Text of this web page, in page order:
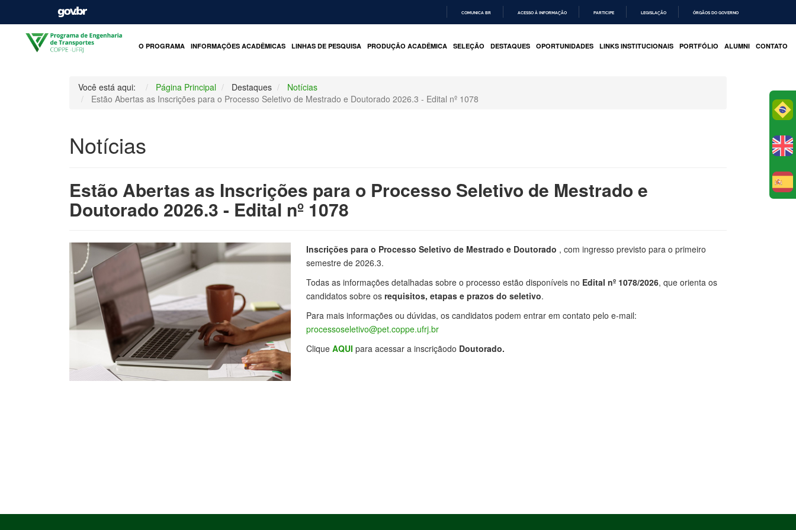
O
COMUNICA BR ACESSO À INFORMAÇÃO PARTICIPE LEGISLAÇÃO ÓRGÃOS DO GOVERNO
O PROGRAMA INFORMAÇÕES ACADÊMICAS LINHAS DE PESQUISA PRODUÇÃO ACADÊMICA SELEÇÃO DESTAQUES OPORTUNIDADES LINKS INSTITUCIONAIS PORTFÓLIO ALUMNI CONTATO
Você está aqui: Página Principal Destaques
Notícias
Estão Abertas as Inscrições para o Processo Seletivo de Mestrado e Doutorado 2026.3 - Edital nº 1078
Notícias
Estão Abertas as Inscrições para o Processo Seletivo de Mestrado e
Doutorado 2026.3 - Edital nº 1078
Inscrições para o Processo Seletivo de Mestrado e Doutorado , com ingresso previsto para o primeiro
semestre de 2026.3.
Todas as informações detalhadas sobre o processo estão disponíveis no Edital nº 1078/2026, que orienta os
candidatos sobre os requisitos, etapas e prazos do seletivo.
Para mais informações ou dúvidas, os candidatos podem entrar em contato pelo e-mail:
processoseletivo@pet.coppe.ufrj.br
Clique AQUI para acessar a inscriçãodo Doutorado.